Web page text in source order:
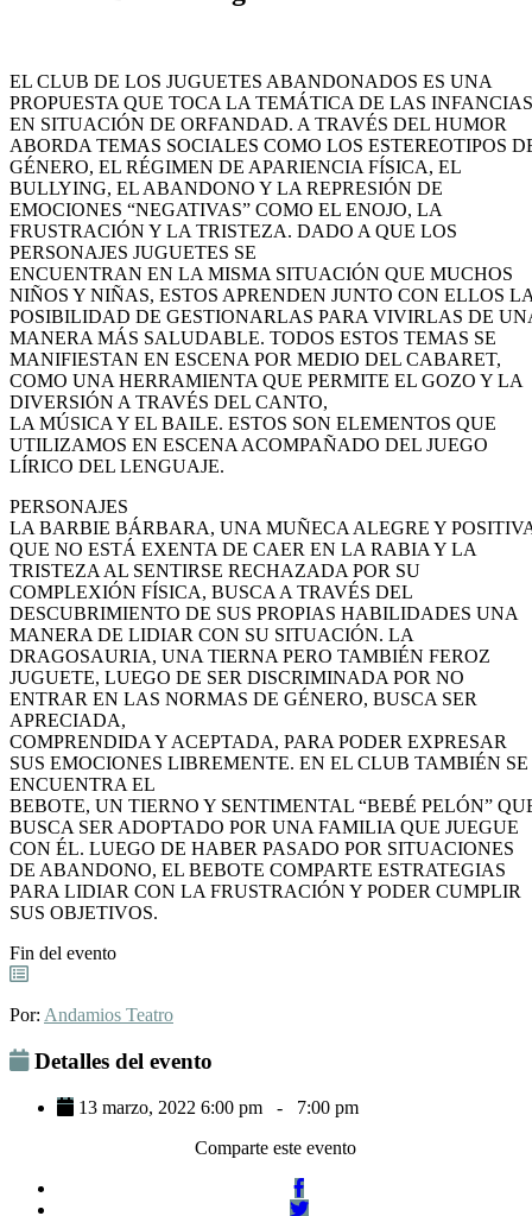
EL CLUB DE LOS JUGUETES ABANDONADOS ES UNA
PROPUESTA QUE TOCA LA TEMÁTICA DE LAS INFANCIAS
EN SITUACIÓN DE ORFANDAD. A TRAVÉS DEL HUMOR
ABORDA TEMAS SOCIALES COMO LOS ESTEREOTIPOS
GÉNERO, EL RÉGIMEN DE APARIENCIA FÍSICA, EL
BULLYING, EL ABANDONO Y LA REPRESIÓN DE
EMOCIONES “NEGATIVAS” COMO EL ENOJO, LA
FRUSTRACIÓN Y LA TRISTEZA. DADO A QUE LOS
PERSONAJES JUGUETES SE
ENCUENTRAN EN LA MISMA SITUACIÓN QUE MUCHOS
NIÑOS Y NIÑAS, ESTOS APRENDEN JUNTO CON ELLOS
POSIBILIDAD DE GESTIONARLAS PARA VIVIRLAS DE
MANERA MÁS SALUDABLE. TODOS ESTOS TEMAS SE
MANIFIESTAN EN ESCENA POR MEDIO DEL CABARET,
COMO UNA HERRAMIENTA QUE PERMITE EL GOZO Y LA
DIVERSIÓN A TRAVÉS DEL CANTO,
LA MÚSICA Y EL BAILE. ESTOS SON ELEMENTOS QUE
UTILIZAMOS EN ESCENA ACOMPAÑADO DEL JUEGO
LÍRICO DEL LENGUAJE.
PERSONAJES
LA BARBIE BÁRBARA, UNA MUÑECA ALEGRE Y
QUE NO ESTÁ EXENTA DE CAER EN LA RABIA Y LA
TRISTEZA AL SENTIRSE RECHAZADA POR SU
COMPLEXIÓN FÍSICA, BUSCA A TRAVÉS DEL
DESCUBRIMIENTO DE SUS PROPIAS HABILIDADES UNA
MANERA DE LIDIAR CON SU SITUACIÓN. LA
DRAGOSAURIA, UNA TIERNA PERO TAMBIÉN FEROZ
JUGUETE, LUEGO DE SER DISCRIMINADA POR NO
ENTRAR EN LAS NORMAS DE GÉNERO, BUSCA SER
APRECIADA,
COMPRENDIDA Y ACEPTADA, PARA PODER EXPRESAR
SUS EMOCIONES LIBREMENTE. EN EL CLUB TAMBIÉN SE
ENCUENTRA EL
BEBOTE, UN TIERNO Y SENTIMENTAL “BEBÉ PELÓN”
BUSCA SER ADOPTADO POR UNA FAMILIA QUE JUEGUE
CON ÉL. LUEGO DE HABER PASADO POR SITUACIONES
DE ABANDONO, EL BEBOTE COMPARTE ESTRATEGIAS
PARA LIDIAR CON LA FRUSTRACIÓN Y PODER CUMPLIR
SUS OBJETIVOS.
Fin del evento
Por: Andamios Teatro
Detalles del evento
13 marzo, 2022 6:00 pm -
7:00 pm
Comparte este evento